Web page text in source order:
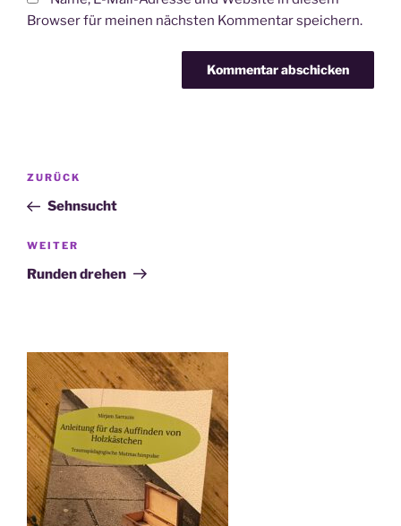
Browser für meinen nächsten Kommentar speichern.
Beitragsnavigation
Vorheriger
Beitrag
ZURÜCK
Sehnsucht
Nächster
Beitrag
WEITER
Runden drehen